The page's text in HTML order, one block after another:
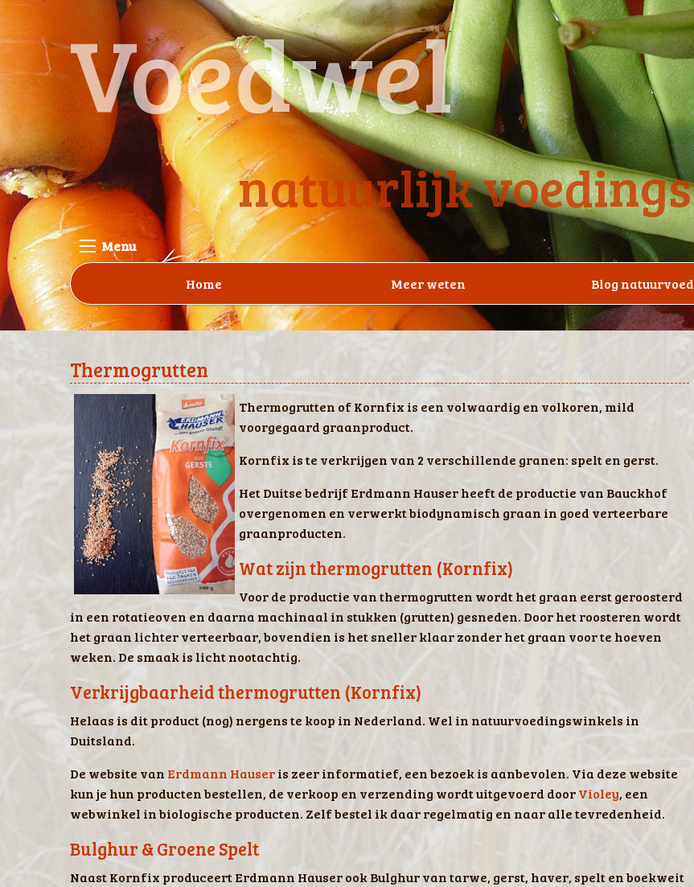
Voedwel
natuurlijk
Menu
Home Meer weten Blog
Thermogrutten
Thermogrutten of Kornfix is een volwaardig en volkoren, mild
voorgegaard graanproduct.
Kornfix is te verkrijgen van 2 verschillende granen: spelt en gerst.
Het Duitse bedrijf Erdmann Hauser heeft de productie van Bauckhof
overgenomen en verwerkt biodynamisch graan in goed verteerbare
graanproducten.
Wat zijn thermogrutten (Kornfix)
Voor de productie van thermogrutten wordt het graan eerst geroosterd
in een rotatieoven en daarna machinaal in stukken (grutten) gesneden. Door het roosteren wordt
het graan lichter verteerbaar, bovendien is het sneller klaar zonder het graan voor te hoeven
weken. De smaak is licht nootachtig.
Verkrijgbaarheid thermogrutten (Kornfix)
Helaas is dit product (nog) nergens te koop in Nederland. Wel in natuurvoedingswinkels in
Duitsland.
De website van Erdmann Hauseris zeer informatief, een bezoek is aanbevolen. Via deze website
kun je hun producten bestellen, de verkoop en verzending wordt uitgevoerd doorVioley, een
webwinkel in biologische producten. Zelf bestel ik daar regelmatig en naar alle tevredenheid.
Bulghur & Groene Spelt
Naast Kornfix produceert Erdmann Hauser ook Bulghur van tarwe, gerst, haver, spelt en boekweit